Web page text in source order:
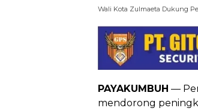
Wali Kota Zulmaeta Dukung
PAYAKUMBUH —
mendorong